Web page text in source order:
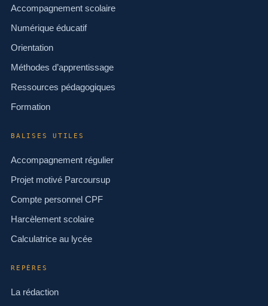
Accompagnement scolaire
Numérique éducatif
Orientation
Méthodes d’apprentissage
Ressources pédagogiques
Formation
BALISES UTILES
Accompagnement régulier
Projet motivé Parcoursup
Compte personnel CPF
Harcèlement scolaire
Calculatrice au lycée
REPÈRES
La rédaction